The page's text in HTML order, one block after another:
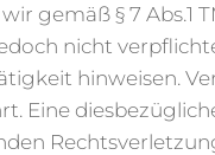
gemäß § 7 Abs.1
nicht
hinweisen.
Eine